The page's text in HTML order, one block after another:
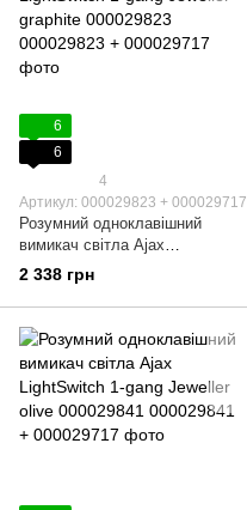
6
6
4
Артикул: 000029823 + 000029717
Розумний одноклавішний
вимикач світла Ajax
LightSwitch 1-gang Jeweller
graphite 000029823
2 338 грн